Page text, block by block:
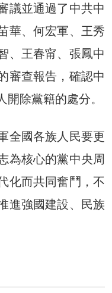
議並通過了中共中
華、何宏軍、王秀
、王春甯、張鳳中
審查報告，確認中
除黨籍的處分。
全國各族人民要更
為核心的黨中央周
化而共同奮鬥，不
進強國建設、民族